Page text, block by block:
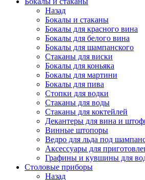
Назад
Бокалы и стаканы
Бокалы для красного вина
Бокалы для белого вина
Бокалы для шампанского
Стаканы для виски
Бокалы для коньяка
Бокалы для мартини
Бокалы для пива
Стопки для водки
Стаканы для воды
Стаканы для коктейлей
Декантеры для вина и
Винные штопоры
Ведро для льда под
Аксессуары для
Графины и кувшины для
Столовые приборы
Назад